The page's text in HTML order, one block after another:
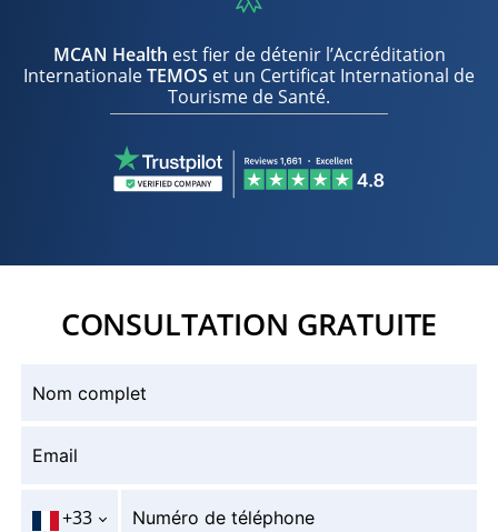
MCAN Health est fier de détenir l’Accréditation
InternationaleTEMOS et un Certificat International de
Tourisme de Santé.
CONSULTATION GRATUITE
+33